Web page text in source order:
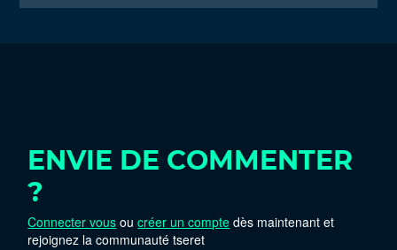
ENVIE DE COMMENTER
?
Connecter vous oucréer un compte dès maintenant et
rejoignez la communauté tseret